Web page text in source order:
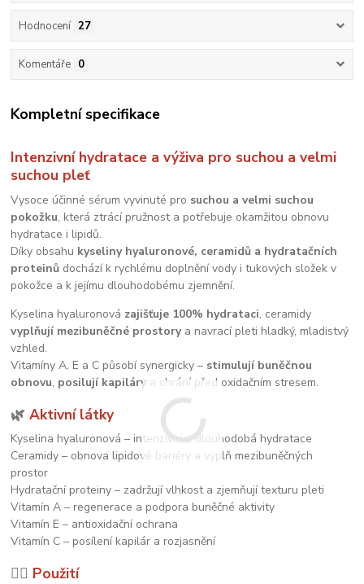
Hodnocení 27
Komentáře 0
Kompletní specifikace
Intenzivní hydratace a výživa pro suchou a velmi
suchou pleť
Vysoce účinné sérum vyvinuté pro suchou a velmi suchou
pokožku, která ztrácí pružnost a potřebuje okamžitou obnovu
hydratace i lipidů.
Díky obsahu kyseliny hyaluronové, ceramidů a hydratačních
proteinů dochází k rychlému doplnění vody i tukových složek v
pokožce a k jejímu dlouhodobému zjemnění.
Kyselina hyaluronová zajišťuje 100% hydrataci, ceramidy
vyplňují mezibuněčné prostorya navrací pleti hladký, mladistvý
vzhled.
Vitamíny A, E a C působí synergicky – stimulují buněčnou
obnovu, posilují kapiláry a chrání před oxidačním stresem.
🌿Aktivní látky
Kyselina hyaluronová – intenzivní a dlouhodobá hydratace
Ceramidy – obnova lipidové bariéry a výplň mezibuněčných
prostor
Hydratační proteiny – zadržují vlhkost a zjemňují texturu pleti
Vitamín A – regenerace a podpora buněčné aktivity
Vitamín E – antioxidační ochrana
Vitamín C – posílení kapilár a rozjasnění
💆‍♀️ Použití